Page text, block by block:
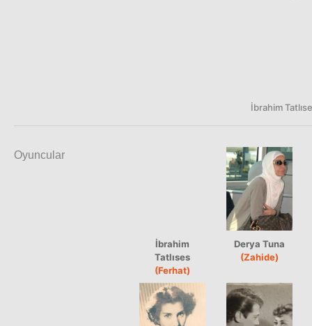
İbrahim
Oyuncular
İbrahim
Tatlıses
(Ferhat)
Derya Tuna
(Zahide)